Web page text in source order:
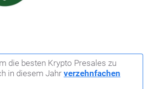
die besten Krypto Presales zu
in diesem Jahr verzehnfachen